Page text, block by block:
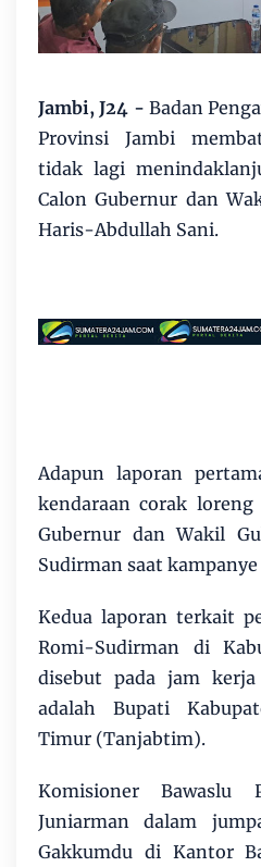
Jambi, J24 - Badan
Provinsi Jambi
tidak lagi
Calon Gubernur dan
Haris-Abdullah Sani.
Adapun laporan
kendaraan corak loreng
Gubernur dan Wakil
Sudirman saat
Kedua laporan terkait
Romi-Sudirman di
disebut pada jam
adalah Bupati
Timur (Tanjabtim).
Komisioner Bawaslu
Juniarman dalam
Gakkumdu di Kantor